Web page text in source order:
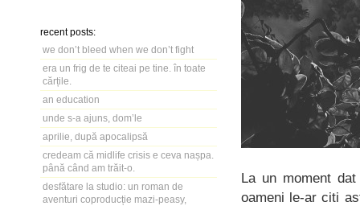
recent posts:
we don’t bleed when we don’t fight
era un frig de te citeai pe tine. în toate
cărțile.
an education
unde s-a ajuns, dom’le
aprilie, după apocalipsă
credeam că midlife crisis e ceva nașpa.
până când am trăit-o.
desfătare la studio: un roman de
aventuri coproducție mazi-peasy,
La un moment
oameni le-ar citi